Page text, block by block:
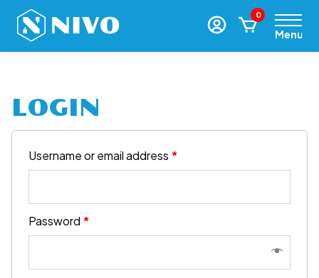
0
Menu
LOGIN
Username or email address *
Password *